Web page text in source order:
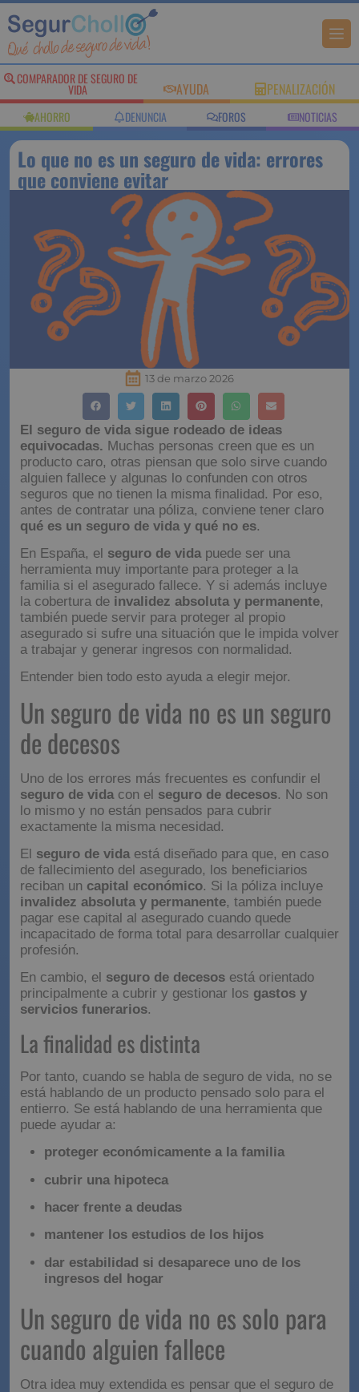
COMPARADOR DE SEGURO DE
VIDA AYUDA PENALIZACIÓN
AHORRO DENUNCIA FOROS NOTICIAS
Lo que no es un seguro de vida: errores
que conviene evitar
13 de marzo 2026
El seguro de vida sigue rodeado de ideas
equivocadas. Muchas personas creen que es un
producto caro, otras piensan que solo sirve cuando
alguien fallece y algunas lo confunden con otros
seguros que no tienen la misma finalidad. Por eso,
antes de contratar una póliza, conviene tener claro
qué es un seguro de vida y qué no es.
En España, el seguro de vidapuede ser una
herramienta muy importante para proteger a la
familia si el asegurado fallece. Y si además incluye
la cobertura de invalidez absoluta y permanente,
también puede servir para proteger al propio
asegurado si sufre una situación que le impida volver
a trabajar y generar ingresos con normalidad.
Entender bien todo esto ayuda a elegir mejor.
Un seguro de vida no es un seguro
de decesos
Uno de los errores más frecuentes es confundir el
seguro de vida con el seguro de decesos. No son
lo mismo y no están pensados para cubrir
exactamente la misma necesidad.
El seguro de vidaestá diseñado para que, en caso
de fallecimiento del asegurado, los beneficiarios
reciban un capital económico. Si la póliza incluye
invalidez absoluta y permanente, también puede
pagar ese capital al asegurado cuando quede
incapacitado de forma total para desarrollar cualquier
profesión.
En cambio, el seguro de decesos está orientado
principalmente a cubrir y gestionar los gastos y
servicios funerarios.
La finalidad es distinta
Por tanto, cuando se habla de seguro de vida, no se
está hablando de un producto pensado solo para el
entierro. Se está hablando de una herramienta que
puede ayudar a:
proteger económicamente a la familia
cubrir una hipoteca
hacer frente a deudas
mantener los estudios de los hijos
dar estabilidad si desaparece uno de los
ingresos del hogar
Un seguro de vida no es solo para
cuando alguien fallece
Otra idea muy extendida es pensar que el seguro de